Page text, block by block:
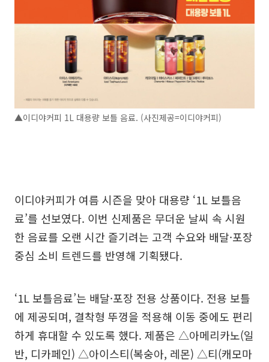
▲이디야커피 1L 대용량 보틀 음료. (사진제공=이디야커피)
이디야커피가 여름 시즌을 맞아 대용량 ‘1L 보틀음
료’를 선보였다. 이번 신제품은 무더운 날씨 속 시원
한 음료를 오랜 시간 즐기려는 고객 수요와 배달·포장
중심 소비 트렌드를 반영해 기획됐다.
‘1L 보틀음료’는 배달·포장 전용 상품이다. 전용 보틀
에 제공되며, 결착형 뚜껑을 적용해 이동 중에도 편리
하게 휴대할 수 있도록 했다. 제품은 △아메리카노(일
반, 디카페인) △아이스티(복숭아, 레몬) △티(캐모마